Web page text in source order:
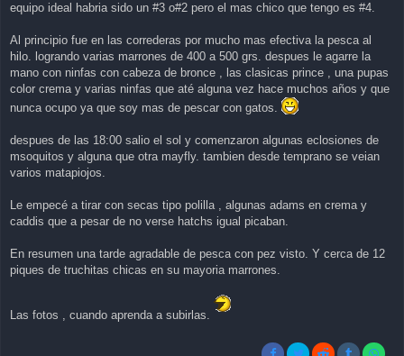
equipo ideal habria sido un #3 o#2 pero el mas chico que tengo es #4.
Al principio fue en las correderas por mucho mas efectiva la pesca al
hilo. logrando varias marrones de 400 a 500 grs. despues le agarre la
mano con ninfas con cabeza de bronce , las clasicas prince , una pupas
color crema y varias ninfas que até alguna vez hace muchos años y que
nunca ocupo ya que soy mas de pescar con gatos.
despues de las 18:00 salio el sol y comenzaron algunas eclosiones de
msoquitos y alguna que otra mayfly. tambien desde temprano se veian
varios matapiojos.
Le empecé a tirar con secas tipo polilla , algunas adams en crema y
caddis que a pesar de no verse hatchs igual picaban.
En resumen una tarde agradable de pesca con pez visto. Y cerca de 12
piques de truchitas chicas en su mayoria marrones.
Las fotos , cuando aprenda a subirlas.